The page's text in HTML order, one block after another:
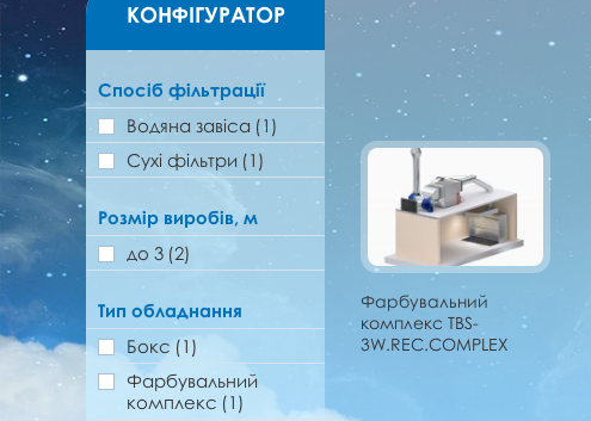
КОНФІГУРАТОР
Спосіб фільтрації
Водяна завіса (1)
Сухі фільтри (1)
Розмір виробів, м
до 3 (2)
Тип обладнання
Бокс (1)
Фарбувальний
комплекс (1)
Фарбувальний
комплекс TBS-
3W.REC.COMPLEX